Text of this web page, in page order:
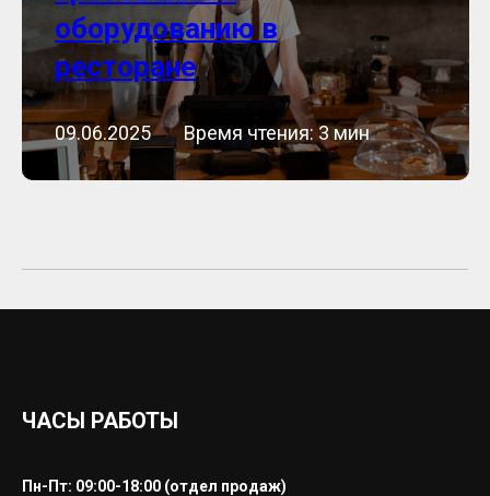
оборудованию в
ресторане
09.06.2025 ⠀⠀Время чтения: 3 мин
ЧАСЫ РАБОТЫ
Пн-Пт: 09:00-18:00 (отдел продаж)